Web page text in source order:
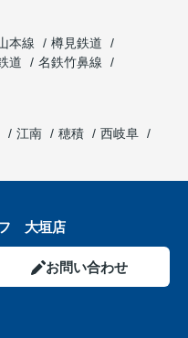
本線
樽見鉄道
道
名鉄竹鼻線
江南 穂積
西岐阜
大垣店
お問い合わせ